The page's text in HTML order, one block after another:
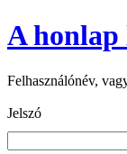
A honlap
Felhasználónév,
Jelszó